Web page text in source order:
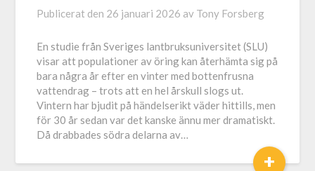
Publicerat den 26 januari 2026 av Tony Forsberg
En studie från Sveriges lantbruksuniversitet (SLU)
visar att populationer av öring kan återhämta sig på
bara några år efter en vinter med bottenfrusna
vattendrag – trots att en hel årskull slogs ut.
Vintern har bjudit på händelserikt väder hittills, men
för 30 år sedan var det kanske ännu mer dramatiskt.
Då drabbades södra delarna av…
+